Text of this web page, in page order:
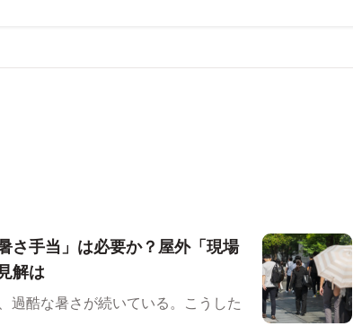
さ手当」は必要か？屋外「現場
解は
酷な暑さが続いている。こうした